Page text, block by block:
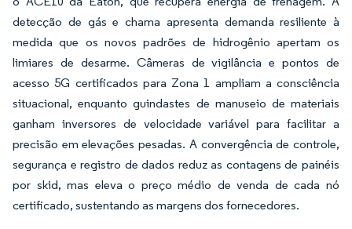
detecção de gás e chama apresenta demanda resiliente à
medida que os novos padrões de hidrogênio apertam os
limiares de desarme. Câmeras de vigilância e pontos de
acesso 5G certificados para Zona 1 ampliam a consciência
situacional, enquanto guindastes de manuseio de materiais
ganham inversores de velocidade variável para facilitar a
precisão em elevações pesadas. A convergência de controle,
segurança e registro de dados reduz as contagens de painéis
por skid, mas eleva o preço médio de venda de cada nó
certificado, sustentando as margens dos fornecedores.